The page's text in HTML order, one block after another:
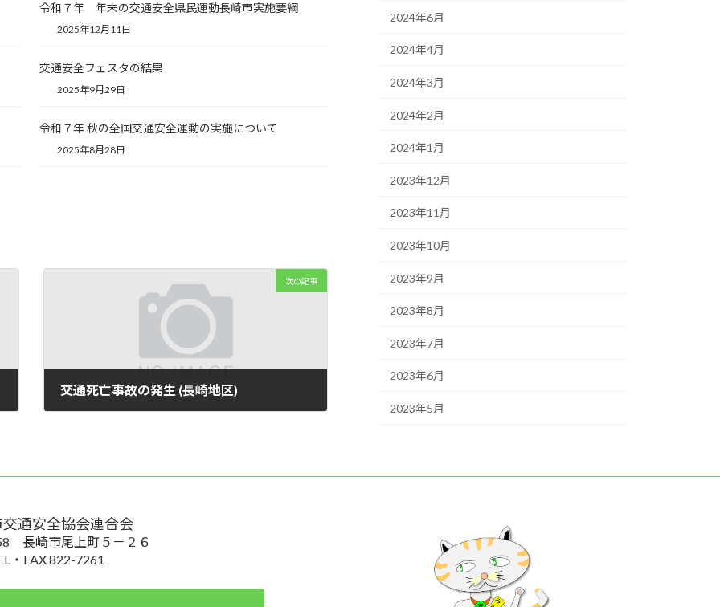
令和７年 年末の交通安全県民運動長崎市実施要綱
2025年12月11日
交通安全フェスタの結果
2025年9月29日
令和７年 秋の全国交通安全運動の実施について
2025年8月28日
次の記事
交通死亡事故の発生 (長崎地区)
2024年6月
2024年4月
2024年3月
2024年2月
2024年1月
2023年12月
2023年11月
2023年10月
2023年9月
2023年8月
2023年7月
2023年6月
2023年5月
通安全協会連合会
長崎市尾上町５－２６
・FAX 822-7261